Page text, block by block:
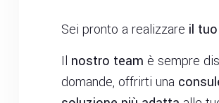
Sei pronto a realizzare il
Il nostro team è sempre
domande, offrirti una